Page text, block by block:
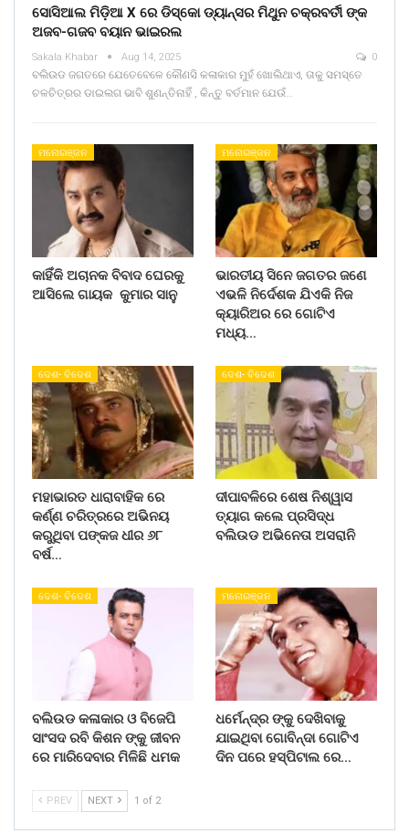
ସୋସିଆଲ ମିଡ଼ିଆ X ରେ ଡିସ୍କୋ ଡ୍ୟାନ୍ସର ମିଥୁନ ଚକ୍ରବର୍ତୀ ଙ୍କ
ଅଜବ-ଗଜବ ବୟାନ ଭାଇରଲ
Sakala Khabar Aug 14, 2025 0
ବଲିଉଡ ଜଗତରେ ଯେତେବେଳେ କୌଣସି କଳାକାର ମୁହଁ ଖୋଲିଥାଏ, ତାକୁ ସମସ୍ତେ
ଚଳଚିତ୍ରର ଡାଇଲଗ ଭାବି ଶୁଣନ୍ତିନାହିଁ , କିନ୍ତୁ ବର୍ତମାନ ଯେଉଁ…
ମନୋରଞ୍ଜନ
କାହିଁକି ଅଚାନକ ବିବାଦ ଘେରକୁ
ଆସିଲେ ଗାୟକ କୁମାର ସାନୁ
ମନୋରଞ୍ଜନ
ଭାରତୀୟ ସିନେ ଜଗତର ଜଣେ
ଏଭଳି ନିର୍ଦେଶକ ଯିଏକି ନିଜ
କ୍ୟାରିଅର ରେ ଗୋଟିଏ
ମଧ୍ୟ…
ଦେଶ- ବିଦେଶ
ମହାଭାରତ ଧାରାବାହିକ ରେ
କର୍ଣ୍ଣ ଚରିତ୍ରରେ ଅଭିନୟ
କରୁଥିବା ପଙ୍କଜ ଧୀର ୬୮
ବର୍ଷ…
ଦେଶ- ବିଦେଶ
ଦୀପାବଳିରେ ଶେଷ ନିଶ୍ୱାସ
ତ୍ୟାଗ କଲେ ପ୍ରସିଦ୍ଧ
ବଲିଉଡ ଅଭିନେତା ଅସରାନି
ଦେଶ- ବିଦେଶ
ବଲିଉଡ କଳାକାର ଓ ବିଜେପି
ସାଂସଦ ରବି କିଶନ ଙ୍କୁ ଜୀବନ
ରେ ମାରିଦେବାର ମିଳିଛି ଧମକ
ମନୋରଞ୍ଜନ
ଧର୍ମେନ୍ଦ୍ର ଙ୍କୁ ଦେଖିବାକୁ
ଯାଇଥିବା ଗୋବିନ୍ଦା ଗୋଟିଏ
ଦିନ ପରେ ହସ୍ପିଟାଲ ରେ…
PREV NEXT 1 of 2